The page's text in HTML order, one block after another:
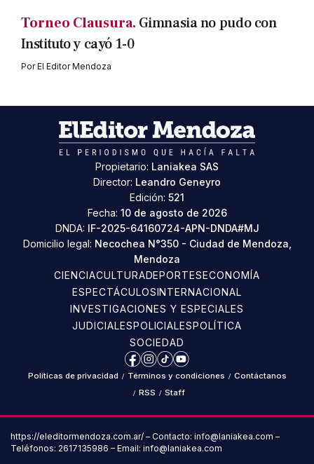
Torneo Clausura. Gimnasia no pudo con
Instituto y cayó 1-0
PorEl Editor Mendoza
Propietario: Laniakea SAS
Director: Leandro Geneyro
Edición: 521
Fecha: 10 de agosto de 2026
DNDA: IF-2025-64160724-APN-DNDA#MJ
Domicilio legal: Necochea N°350 - Ciudad de Mendoza,
Mendoza
CIENCIACULTURADEPORTESECONOMÍA
ESPECTÁCULOSINTERNACIONAL
INVESTIGACIONES Y ESPECIALES
JUDICIALESPOLICIALESPOLÍTICA
SOCIEDAD
Facebook
Instagram
TikTokYouTube
Políticas de privacidad / Términos y condiciones / Contáctanos
/ RSS / Staff
https://eleditormendoza.com.ar/ – Contacto: info@laniakea.com –
Teléfonos: 2617135986 – Email: info@laniakea.com